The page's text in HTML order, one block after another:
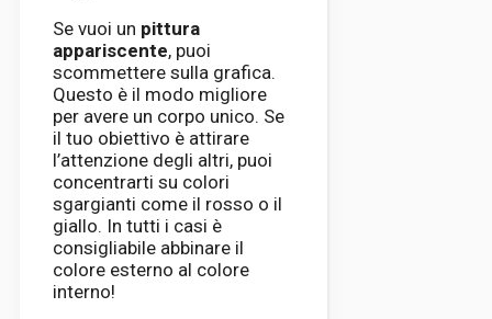
Se vuoi un pittura
appariscente, puoi
scommettere sulla grafica.
Questo è il modo migliore
per avere un corpo unico. Se
il tuo obiettivo è attirare
l’attenzione degli altri, puoi
concentrarti su colori
sgargianti come il rosso o il
giallo. In tutti i casi è
consigliabile abbinare il
colore esterno al colore
interno!